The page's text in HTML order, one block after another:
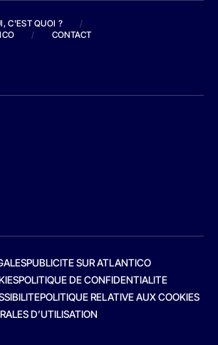
C'EST QUOI ?
/
/ CONTACT
PUBLICITE SUR ATLANTICO
POLITIQUE DE CONFIDENTIALITE
POLITIQUE RELATIVE AUX COOKIES
D’UTILISATION